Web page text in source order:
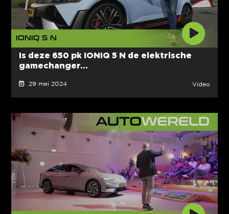
Is deze 650 pk IONIQ 5 N de elektrische
gamechanger...
29 mei 2024 Video